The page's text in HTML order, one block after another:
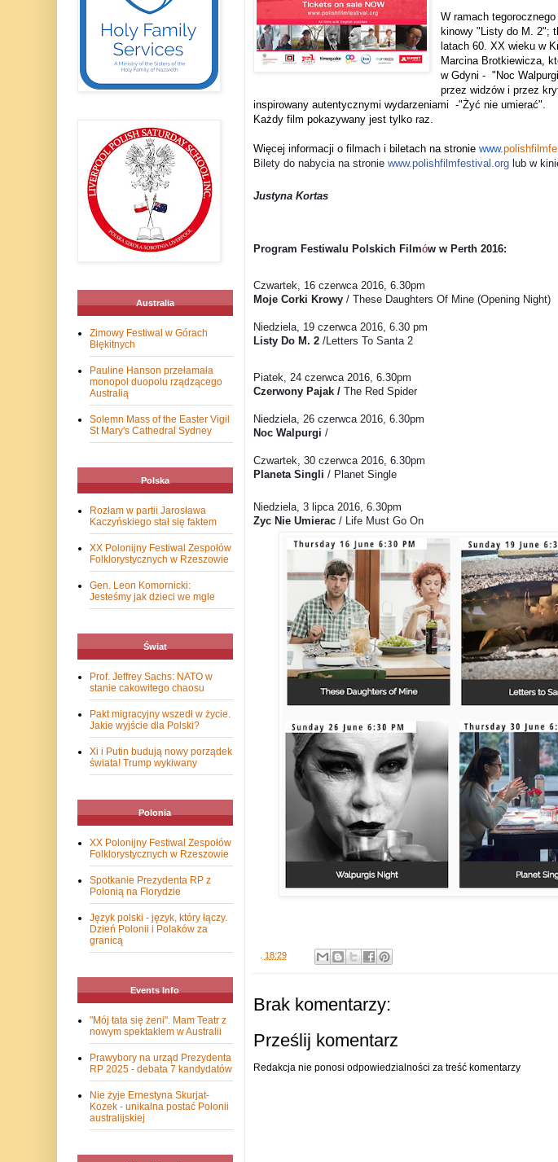
W ramach
kinowy "Listy do M. 2";
latach 60. XX wieku w
Marcina Brotkiewicza,
w Gdyni - "Noc
przez widzów i przez
inspirowany autentycznymi wydarzeniami -"Żyć nie umierać".
Każdy film pokazywany jest tylko raz.
Więcej informacji o filmach i biletach na stronie www.
Bilety do nabycia na stronie www.polishfilmfestival.org lub w
Justyna Kortas
Program Festiwalu Polskich Filmów w Perth 2016:
Czwartek, 16 czerwca 2016, 6.30pm
Moje Corki Krowy/ These Daughters Of Mine (Opening Night)
Niedziela, 19 czerwca 2016, 6.30 pm
Listy Do M. 2 /Letters To Santa 2
Piatek, 24 czerwca 2016, 6.30pm
Czerwony Pajak / The Red Spider
Niedziela, 26 czerwca 2016, 6.30pm
Noc Walpurgi /
Czwartek, 30 czerwca 2016, 6.30pm
Planeta Singli / Planet Single
Niedziela, 3 lipca 2016, 6.30pm
Zyc Nie Umierac/ Life Must Go On
18:29
Brak komentarzy:
Prześlij komentarz
Redakcja nie ponosi odpowiedzialności za treść komentarzy
Australia
Zimowy Festiwal w Górach
Błękitnych
Pauline Hanson przełamała
monopol duopolu rządzącego
Australią
Solemn Mass of the Easter Vigil
St Mary's Cathedral Sydney
Polska
Rozłam w partii Jarosława
Kaczyńskiego stał się faktem
XX Polonijny Festiwal Zespołów
Folklorystycznych w Rzeszowie
Gen. Leon Komornicki:
Jesteśmy jak dzieci we mgle
Świat
Prof. Jeffrey Sachs: NATO w
stanie cakowitego chaosu
Pakt migracyjny wszedł w życie.
Jakie wyjście dla Polski?
Xi i Putin budują nowy porządek
świata! Trump wykiwany
Polonia
XX Polonijny Festiwal Zespołów
Folklorystycznych w Rzeszowie
Spotkanie Prezydenta RP z
Polonią na Florydzie
Język polski - język, który łączy.
Dzień Polonii i Polaków za
granicą
Events Info
"Mój tata się żeni". Mam Teatr z
nowym spektaklem w Australii
Prawybory na urząd Prezydenta
RP 2025 - debata 7 kandydatów
Nie żyje Ernestyna Skurjat-
Kozek - unikalna postać Polonii
australijskiej